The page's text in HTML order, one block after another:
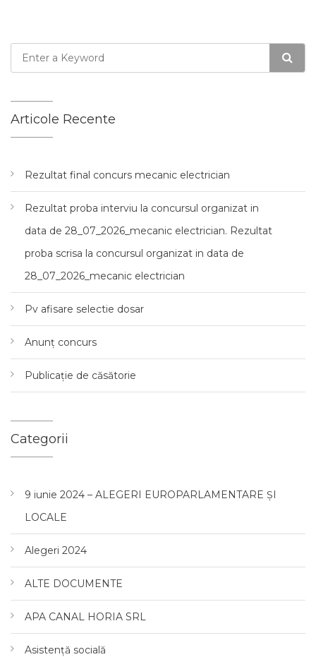
Articole Recente
Rezultat final concurs mecanic electrician
Rezultat proba interviu la concursul organizat in
data de 28_07_2026_mecanic electrician. Rezultat
proba scrisa la concursul organizat in data de
28_07_2026_mecanic electrician
Pv afisare selectie dosar
Anunț concurs
Publicație de căsătorie
Categorii
9 iunie 2024 – ALEGERI EUROPARLAMENTARE ȘI
LOCALE
Alegeri 2024
ALTE DOCUMENTE
APA CANAL HORIA SRL
Asistență socială